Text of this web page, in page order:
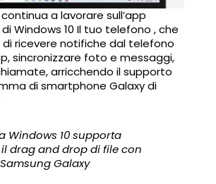
a lavorare sull’app
Windows 10 Il tuo telefono , che
ricevere notifiche dal telefono
sincronizzare foto e messaggi,
arricchendo il supporto
di smartphone Galaxy di
Windows 10 supporta
drag and drop di file con
Galaxy